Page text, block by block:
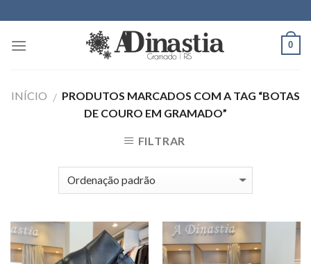
to
content
0
INÍCIO / PRODUTOS MARCADOS COM A TAG “BOTAS
DE COURO EM GRAMADO”
FILTRAR